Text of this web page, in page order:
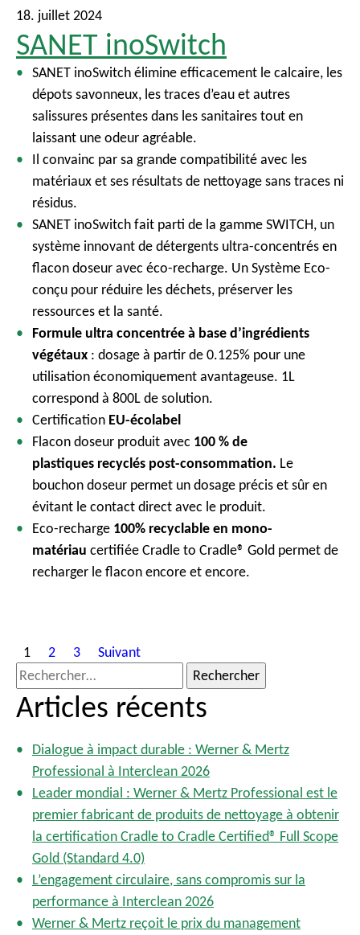
18. juillet 2024
SANET inoSwitch
SANET inoSwitch élimine efficacement le calcaire, les
dépots savonneux, les traces d’eau et autres
salissures présentes dans les sanitaires tout en
laissant une odeur agréable.
Il convainc par sa grande compatibilité avec les
matériaux et ses résultats de nettoyage sans traces ni
résidus.
SANET inoSwitch fait parti de la gamme SWITCH, un
système innovant de détergents ultra-concentrés en
flacon doseur avec éco-recharge. Un Système Eco-
conçu pour réduire les déchets, préserver les
ressources et la santé.
Formule ultra concentrée à base d’ingrédients
végétaux : dosage à partir de 0.125% pour une
utilisation économiquement avantageuse. 1L
correspond à 800L de solution.
Certification EU-écolabel
Flacon doseur produit avec 100 % de
plastiques recyclés post-consommation. Le
bouchon doseur permet un dosage précis et sûr en
évitant le contact direct avec le produit.
Eco-recharge 100% recyclable en mono-
matériau certifiée Cradle to Cradle® Gold permet de
recharger le flacon encore et encore.
P
a
g
i
a
i
o
s
u
1 2 3
Suivant
R
e
c
Articles récents
Dialogue à impact durable : Werner & Mertz
Professional à Interclean 2026
Leader mondial : Werner & Mertz Professional est le
premier fabricant de produits de nettoyage à obtenir
la certification Cradle to Cradle Certified® Full Scope
Gold (Standard 4.0)
L’engagement circulaire, sans compromis sur la
performance à Interclean 2026
Werner & Mertz reçoit le prix du management